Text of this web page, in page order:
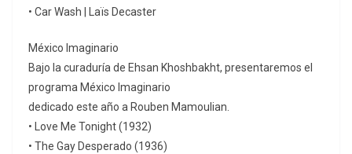
• Car Wash | Laïs Decaster
México Imaginario
Bajo la curaduría de Ehsan Khoshbakht, presentaremos el
programa México Imaginario
dedicado este año a Rouben Mamoulian.
• Love Me Tonight (1932)
• The Gay Desperado (1936)